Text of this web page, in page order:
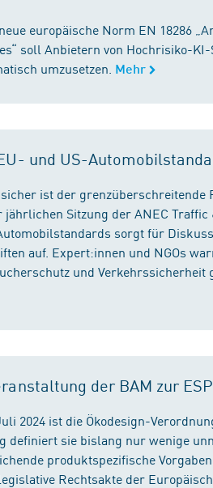
europäische Norm EN 18286
soll Anbietern von Hochrisiko-
umzusetzen. Mehr
und US-
ist der grenzüberschreitende
jährlichen Sitzung der ANEC
sorgt für
auf. Expert:innen und NGOs
und Verkehrssicherheit
der BAM zur
2024 ist die Ökodesign-
definiert sie bislang nur wenige
produktspezifische
Rechtsakte der